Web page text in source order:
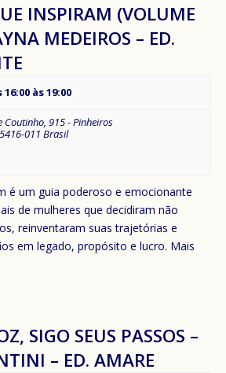
INSPIRAM (VOLUME
MEDEIROS – ED.
às19:00
Coutinho, 915 - Pinheiros
011 Brasil
é um guia poderoso e emocionante
de mulheres que decidiram não
reinventaram suas trajetórias e
em legado, propósito e lucro. Mais
SIGO SEUS PASSOS –
– ED. AMARE